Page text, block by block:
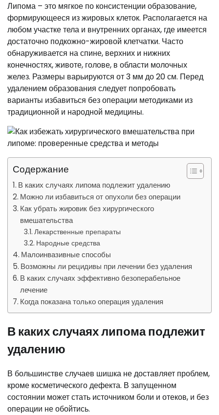
Липома – это мягкое по консистенции образование,
формирующееся из жировых клеток. Располагается на
любом участке тела и внутренних органах, где имеется
достаточно подкожно-жировой клетчатки. Часто
обнаруживается на спине, верхних и нижних
конечностях, животе, голове, в области молочных
желез. Размеры варьируются от 3 мм до 20 см. Перед
удалением образования следует попробовать
варианты избавиться без операции методиками из
традиционной и народной медицины.
Содержание
В каких случаях липома подлежит удалению
Можно ли избавиться от опухоли без операции
Как убрать жировик без хирургического
вмешательства
Лекарственные препараты
Народные средства
Малоинвазивные способы
Возможны ли рецидивы при лечении без удаления
В каких случаях эффективно безоперабельное
лечение
Когда показана только операция удаления
В каких случаях липома подлежит
удалению
В большинстве случаев шишка не доставляет проблем,
кроме косметического дефекта. В запущенном
состоянии может стать источником боли и отеков, и без
операции не обойтись.